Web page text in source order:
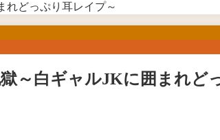
れどっぷり耳レイプ～
獄～白ギャルJKに囲まれど